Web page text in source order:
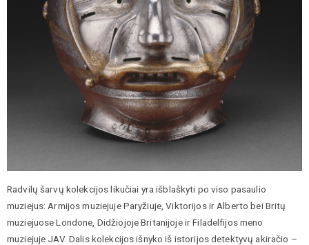
Radvilų šarvų kolekcijos likučiai yra išblaškyti po viso pasaulio
muziejus: Armijos muziejuje Paryžiuje, Viktorijos ir Alberto bei Britų
muziejuose Londone, Didžiojoje Britanijoje ir Filadelfijos meno
muziejuje JAV. Dalis kolekcijos išnyko iš istorijos detektyvų akiračio –